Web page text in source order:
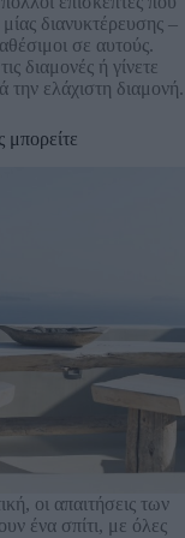
διανυκτέρευσης –
σε αυτούς.
διαμονές ή γίνετε
την ελάχιστη διαμονή.
μπορείτε
οι απαιτήσεις των
ένα σπίτι, με όλες